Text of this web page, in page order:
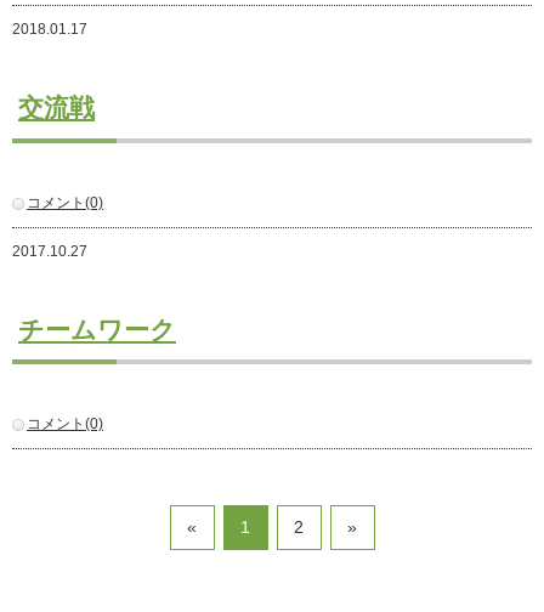
公共施設 PFI事業
医療・福祉施設・幼稚園
代表メッセージ
募集要項
BLOG
不動産情報
2018.01.17
交流戦
コメント(0)
2017.10.27
チームワーク
コメント(0)
« 1 2 »